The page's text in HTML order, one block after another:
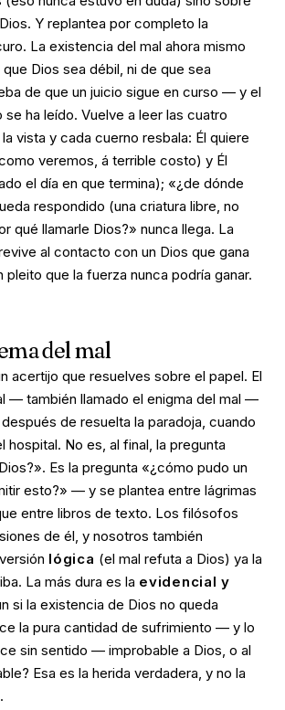
Y replantea por completo la
La existencia del mal ahora mismo
Dios sea débil, ni de que sea
de que un juicio sigue en curso — y el
ha leído. Vuelve a leer las cuatro
vista y cada cuerno resbala: Él quiere
veremos, á terrible costo) y Él
el día en que termina); «¿de dónde
respondido (una criatura libre, no
qué llamarle Dios?» nunca llega. La
al contacto con un Dios que gana
pleito que la fuerza nunca podría ganar.
del mal
acertijo que resuelves sobre el papel. El
— también llamado el enigma del mal —
después de resuelta la paradoja, cuando
hospital. No es, al final, la pregunta
Es la pregunta «¿cómo pudo un
esto?» — y se plantea entre lágrimas
entre libros de texto. Los filósofos
de él, y nosotros también
lógica (el mal refuta a Dios) ya la
La más dura es la evidencial y
si la existencia de Dios no queda
la pura cantidad de sufrimiento — y lo
sin sentido — improbable a Dios, o al
Esa es la herida verdadera, y no la